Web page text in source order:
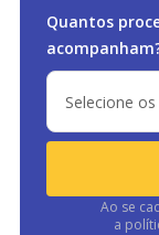
Quantos
Selecione
Ao se
a